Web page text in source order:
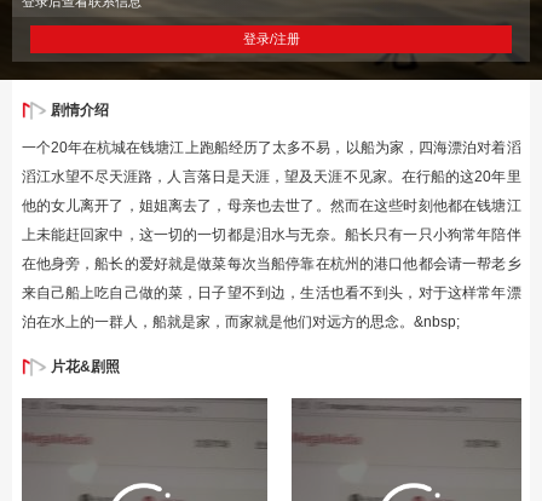
登录/注册
剧情介绍
一个20年在杭城在钱塘江上跑船经历了太多不易，以船为家，四海漂泊对着滔
滔江水望不尽天涯路，人言落日是天涯，望及天涯不见家。在行船的这20年里
他的女儿离开了，姐姐离去了，母亲也去世了。然而在这些时刻他都在钱塘江
上未能赶回家中，这一切的一切都是泪水与无奈。船长只有一只小狗常年陪伴
在他身旁，船长的爱好就是做菜每次当船停靠在杭州的港口他都会请一帮老乡
来自己船上吃自己做的菜，日子望不到边，生活也看不到头，对于这样常年漂
泊在水上的一群人，船就是家，而家就是他们对远方的思念。&nbsp;
片花&剧照